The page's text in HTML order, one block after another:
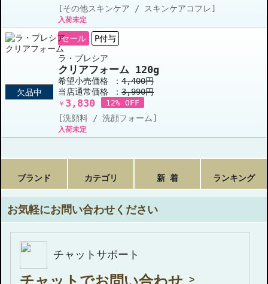
[その他スキンケア / スキンケアコフレ]
入荷未定
欠品中
セール P付与
ラ・プレシア
クリアフォーム 120g
希望小売価格 ： 4,400円
当店通常価格 ： 3,990円
￥ 3,830 12% OFF
[洗顔料 / 洗顔フォーム]
入荷未定
ブランド カテゴリ 新 着 ランキング
お気軽にお問い合わせください
チャットサポート